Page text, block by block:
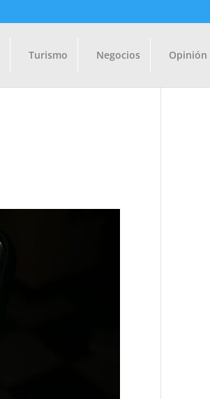
Turismo Negocios Opinión